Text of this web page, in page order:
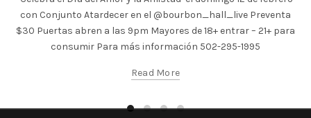
con Conjunto Atardecer en el @bourbon_hall_live Preventa
$30 Puertas abren a las 9pm Mayores de 18+ entrar – 21+ para
consumir Para más información 502-295-1995
Read More